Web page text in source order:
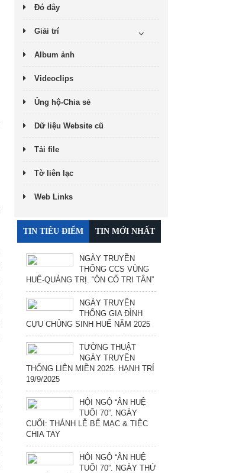
Đó đây
Giải trí
Album ảnh
Videoclips
Ủng hộ-Chia sẻ
Dữ liệu Website cũ
Tải file
Tờ liên lạc
Web Links
TIN TIÊU ĐIỂM TIN MỚI NHẤT
NGÀY TRUYỀN
THỐNG CCS VÙNG
HUẾ-QUẢNG TRỊ. “ÔN CỐ TRI TÂN”
NGÀY TRUYỀN
THỐNG GIA ĐÌNH
CỰU CHỦNG SINH HUẾ NĂM 2025
TƯỜNG THUẬT
NGÀY TRUYỀN
THỐNG LIÊN MIỀN 2025. HẠNH TRÍ
19/9/2025
HỘI NGỘ “ÂN HUỆ
TUỔI 70”. NGÀY
CUỐI: THÁNH LỄ BẾ MẠC & TIỆC
CHIA TAY
HỘI NGỘ “ÂN HUỆ
TUỔI 70”. NGÀY THỨ